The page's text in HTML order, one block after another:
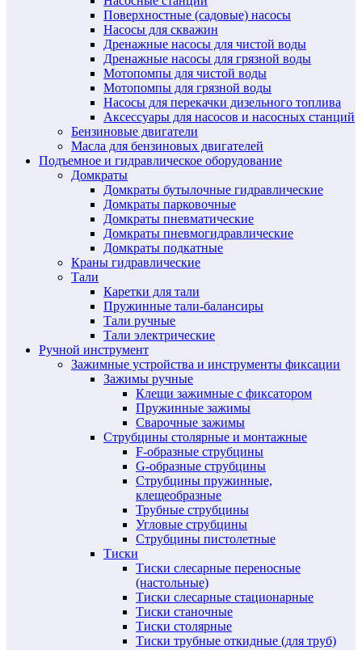
Поверхностные (садовые) насосы
Насосы для скважин
Дренажные насосы для чистой воды
Дренажные насосы для грязной воды
Мотопомпы для чистой воды
Мотопомпы для грязной воды
Насосы для перекачки дизельного топлива
Аксессуары для насосов и насосных станций
Бензиновые двигатели
Масла для бензиновых двигателей
Подъемное и гидравлическое оборудование
Домкраты
Домкраты бутылочные гидравлические
Домкраты парковочные
Домкраты пневматические
Домкраты пневмогидравлические
Домкраты подкатные
Краны гидравлические
Тали
Каретки для тали
Пружинные тали-балансиры
Тали ручные
Тали электрические
Ручной инструмент
Зажимные устройства и инструменты фиксации
Зажимы ручные
Клещи зажимные с фиксатором
Пружинные зажимы
Сварочные зажимы
Струбцины столярные и монтажные
F-образные струбцины
G-образные струбцины
Струбцины пружинные,
клещеобразные
Трубные струбцины
Угловые струбцины
Струбцины пистолетные
Тиски
Тиски слесарные переносные
(настольные)
Тиски слесарные стационарные
Тиски станочные
Тиски столярные
Тиски трубные откидные (для труб)